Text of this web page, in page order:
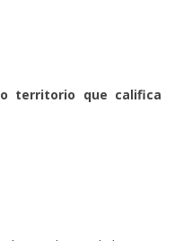
territorio que califica